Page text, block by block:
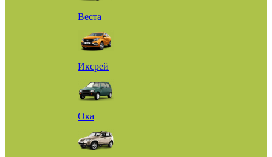
Веста
Иксрей
Ока